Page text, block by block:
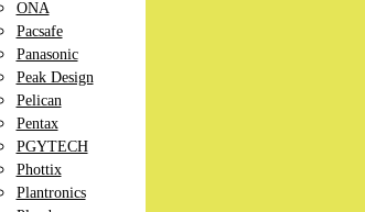
ONA
Pacsafe
Panasonic
Peak Design
Pelican
Pentax
PGYTECH
Phottix
Plantronics